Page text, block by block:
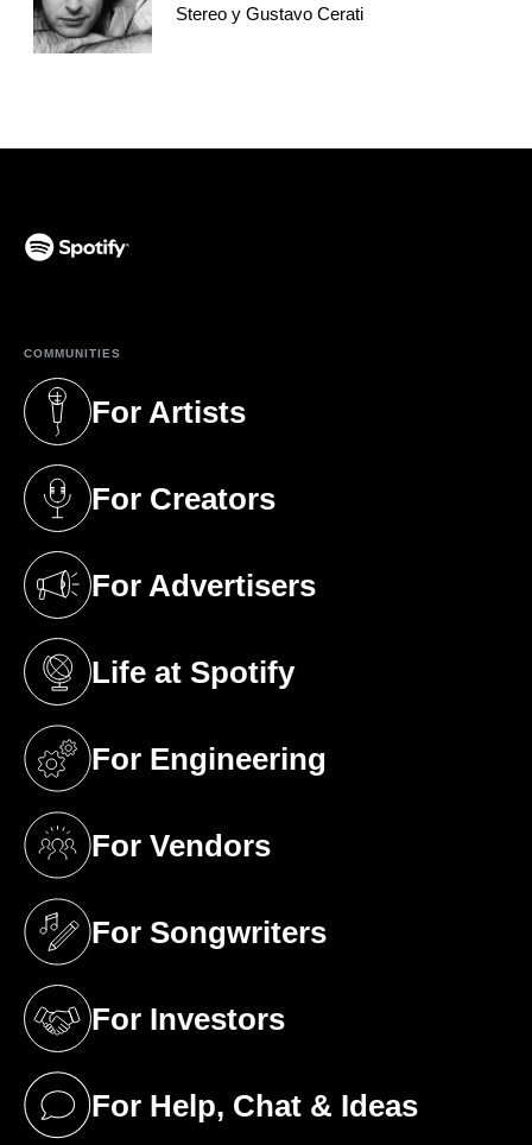
Stereo y Gustavo Cerati
COMMUNITIES
For Artists
(opens in a new tab)
For Creators
(opens in a new tab)
For Advertisers
(opens in a new tab)
Life at Spotify
(opens in a new tab)
For Engineering
(opens in a new tab)
For Vendors
(opens in a new tab)
For Songwriters
(opens in a new tab)
For Investors
(opens in a new tab)
For Help, Chat & Ideas
(opens in a new tab)